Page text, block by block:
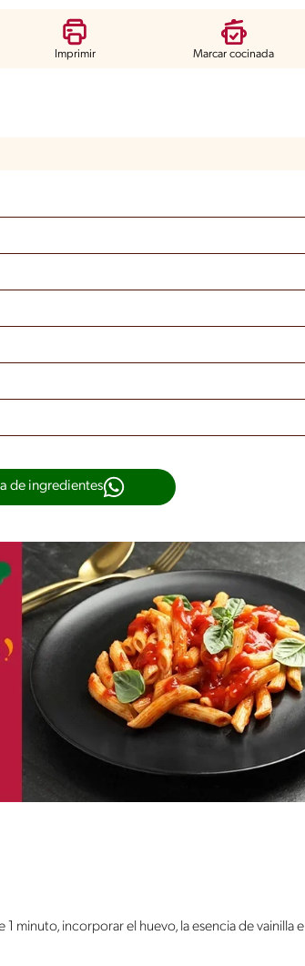
Imprimir Marcar cocinada
de ingredientes
minuto, incorporar el huevo, la esencia de vainilla e